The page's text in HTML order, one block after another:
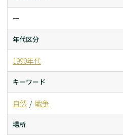
ー
年代区分
1990年代
キーワード
自然 戦争
場所